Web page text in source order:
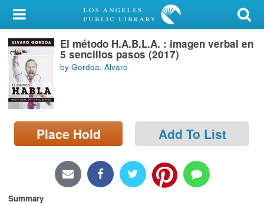
My Account
Library Card
Sign In
Search
Locations/Hours (external
page)
El método H.A.B.L.A. : imagen verbal en
5 sencillos pasos (2017)
by Gordoa, Alvaro
Place Hold Add To List
Summary